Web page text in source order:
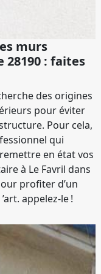
murs
28190 : faites
des origines
pour éviter
Pour cela,
qui
en état vos
à Le Favril dans
profiter d’un
appelez-le !